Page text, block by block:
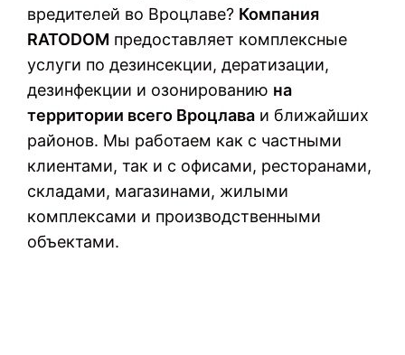
вредителей во Вроцлаве? Компания
RATODOM предоставляет комплексные
услуги по дезинсекции, дератизации,
дезинфекции и озонированию на
территории всего Вроцлава и ближайших
районов. Мы работаем как с частными
клиентами, так и с офисами, ресторанами,
складами, магазинами, жилыми
комплексами и производственными
объектами.